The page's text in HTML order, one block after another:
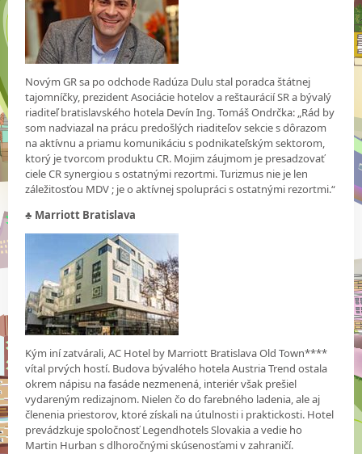
Novým GR sa po odchode Radúza Dulu stal poradca štátnej
tajomníčky, prezident Asociácie hotelov a reštaurácií SR a bývalý
riaditeľ bratislavského hotela Devín Ing. Tomáš Ondrčka: „Rád by
som nadviazal na prácu predošlých riaditeľov sekcie s dôrazom
na aktívnu a priamu komunikáciu s podnikateľským sektorom,
ktorý je tvorcom produktu CR. Mojim záujmom je presadzovať
ciele CR synergiou s ostatnými rezortmi. Turizmus nie je len
záležitosťou MDV ; je o aktívnej spolupráci s ostatnými rezortmi.“
♣ Marriott Bratislava
Kým iní zatvárali, AC Hotel by Marriott Bratislava Old Town****
vítal prvých hostí. Budova bývalého hotela Austria Trend ostala
okrem nápisu na fasáde nezmenená, interiér však prešiel
vydareným redizajnom. Nielen čo do farebného ladenia, ale aj
členenia priestorov, ktoré získali na útulnosti i praktickosti. Hotel
prevádzkuje spoločnosť Legendhotels Slovakia a vedie ho
Martin Hurban s dlhoročnými skúsenosťami v zahraničí.